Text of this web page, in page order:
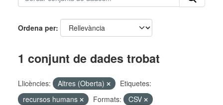
Ordena per
1 conjunt de dades trobat
Llicències: Altres (Oberta)
Etiquetes:
recursos humans
Formats:
CSV